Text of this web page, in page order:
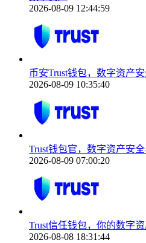
2026-08-09 12:44:59
币安Trust钱包，数字资产
2026-08-09 10:35:40
Trust钱包官，数字资产安
2026-08-09 07:00:20
Trust信任钱包，你的数字
2026-08-08 18:31:44